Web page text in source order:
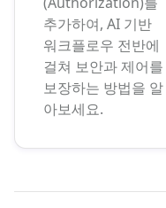
추가하여, AI 기반
워크플로우 전반에
걸쳐 보안과 제어를
보장하는 방법을 알
아보세요.